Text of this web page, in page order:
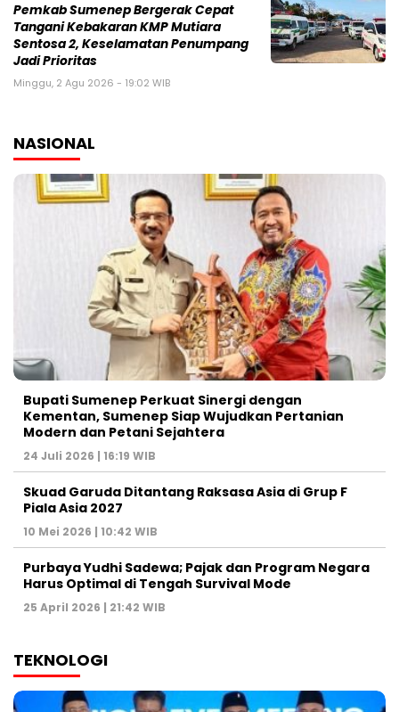
Pemkab Sumenep Bergerak Cepat
Tangani Kebakaran KMP Mutiara
Sentosa 2, Keselamatan Penumpang
Jadi Prioritas
Minggu, 2 Agu 2026 - 19:02 WIB
NASIONAL
Bupati Sumenep Perkuat Sinergi dengan
Kementan, Sumenep Siap Wujudkan Pertanian
Modern dan Petani Sejahtera
24 Juli 2026 | 16:19 WIB
Skuad Garuda Ditantang Raksasa Asia di Grup F
Piala Asia 2027
10 Mei 2026 | 10:42 WIB
Purbaya Yudhi Sadewa; Pajak dan Program Negara
Harus Optimal di Tengah Survival Mode
25 April 2026 | 21:42 WIB
TEKNOLOGI